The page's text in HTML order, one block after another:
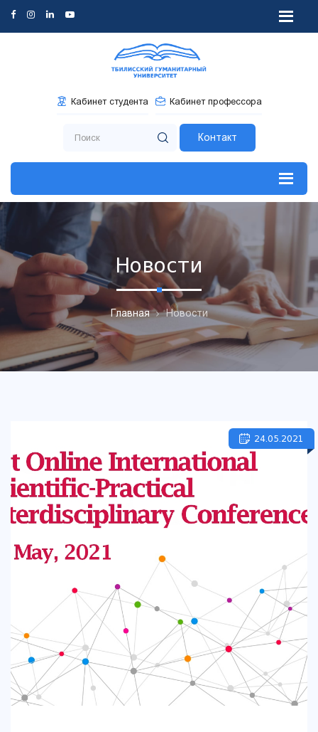
Кабинет студента Кабинет профессора
Контакт
Новости
Главная Новости
24.05.2021